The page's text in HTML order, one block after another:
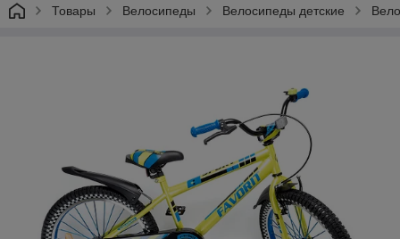
Товары Велосипеды Велосипеды детские